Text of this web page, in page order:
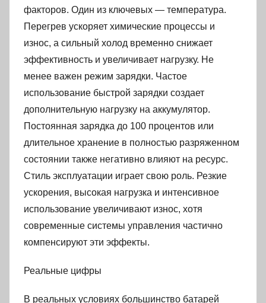
факторов. Один из ключевых — температура.
Перегрев ускоряет химические процессы и
износ, а сильный холод временно снижает
эффективность и увеличивает нагрузку. Не
менее важен режим зарядки. Частое
использование быстрой зарядки создает
дополнительную нагрузку на аккумулятор.
Постоянная зарядка до 100 процентов или
длительное хранение в полностью разряженном
состоянии также негативно влияют на ресурс.
Стиль эксплуатации играет свою роль. Резкие
ускорения, высокая нагрузка и интенсивное
использование увеличивают износ, хотя
современные системы управления частично
компенсируют эти эффекты.
Реальные цифры
В реальных условиях большинство батарей